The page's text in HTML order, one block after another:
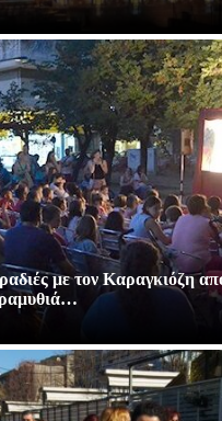
με τον Καραγκιόζη